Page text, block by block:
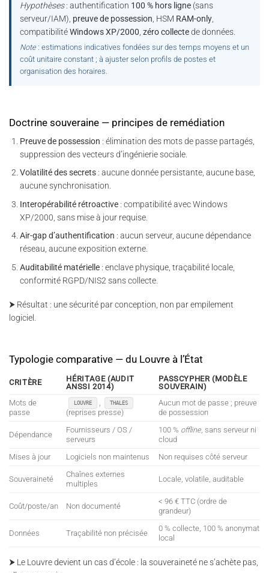
Hypothèses: authentification 100 % hors ligne (sans
serveur/IAM), preuve de possession , HSM RAM-only
compatibilitéWindows XP/2000 ,zéro collectede données.
Note : estimations indicatives fondées sur des temps moyens et un
coût unitaire constant ; à ajuster selon profils de postes et
organisation des horaires.
Doctrine souveraine — principes de remédiation
Preuve de possession : élimination des mots de passe partagés,
suppression des vecteurs d’ingénierie sociale.
Volatilité des secrets : aucune donnée persistante, aucune base,
aucune synchronisation.
Interopérabilité rétroactive : compatibilité avec Windows
XP/2000, sans mise à jour requise.
Air-gap d’authentification : aucun serveur, aucune dépendance
réseau, aucune exposition externe.
Auditabilité matérielle : enclave physique, traçabilité locale,
conformité RGPD/NIS2 sans collecte.
⮞ Résultat : une sécurité par conception, non par empilement
logiciel.
Typologie comparative — du Louvre à l’État
CRITÈRE
HÉRITAGE (AUDIT
ANSSI 2014)
PASSCYPHER (MODÈLE
SOUVERAIN)
Mots de
passe
LOUVRE THALES
(reprises presse)
Aucun mot de passe ; preuve
de possession
Dépendance
Fournisseurs / OS /
serveurs
100 % offline , sans serveur ni
cloud
Mises à jour
Logiciels non maintenus Non requises côté serveur
Souveraineté
Chaînes externes
multiples
Locale, volatile, auditable
Coût/poste/an Non documenté
< 96 € TTC (ordre de
grandeur)
Données Traçabilité non précisée
0 % collecte, 100 % anonymat
local
⮞ Le Louvre devient un cas d’école : la souveraineté ne s’achète pas,